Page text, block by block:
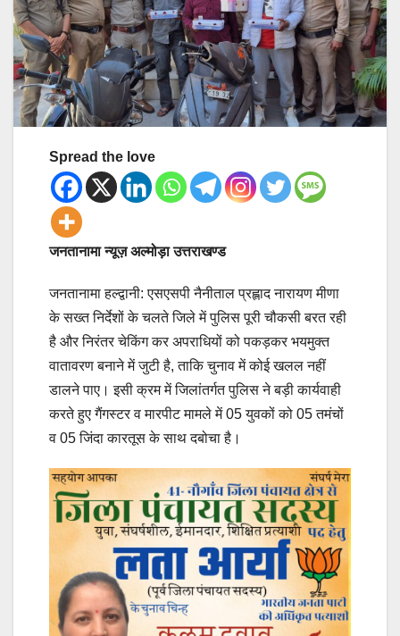
Spread the love
जनतानामा न्यूज़ अल्मोड़ा उत्तराखण्ड
जनतानामा हल्द्वानी: एसएसपी नैनीताल प्रह्लाद नारायण मीणा
के सख्त निर्देशों के चलते जिले में पुलिस पूरी चौकसी बरत रही
है और निरंतर चेकिंग कर अपराधियों को पकड़कर भयमुक्त
वातावरण बनाने में जुटी है, ताकि चुनाव में कोई खलल नहीं
डालने पाए। इसी क्रम में जिलांतर्गत पुलिस ने बड़ी कार्यवाही
करते हुए गैंगस्टर व मारपीट मामले में 05 युवकों को 05 तमंचों
व 05 जिंदा कारतूस के साथ दबोचा है।